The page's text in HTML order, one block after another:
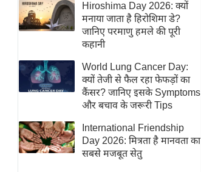
Hindi
क्रिकेट
IPL
ई-पेपर
मिसाल बेमिसाल
यंग इंडिया
साहित्य जगत
Hiroshima Day 2026: क्यों
मनाया जाता है हिरोशिमा डे?
जानिए परमाणु हमले की पूरी
कहानी
World Lung Cancer Day:
क्यों तेजी से फैल रहा फेफड़ों का
कैंसर? जानिए इसके Symptoms
और बचाव के जरूरी Tips
International Friendship
Day 2026: मित्रता है मानवता का
सबसे मजबूत सेतु